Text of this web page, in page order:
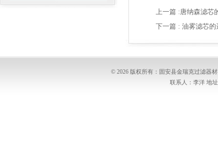
上一篇 :唐纳森滤芯
下一篇 : 油雾滤芯的
© 2026 版权所有：固安县金瑞克过滤器
联系人：李洋 地